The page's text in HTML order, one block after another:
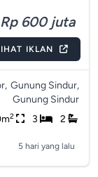
Rp 600 juta
IKLAN
Gunung Sindur,
Gunung Sindur
2 3 2
5 hari yang lalu